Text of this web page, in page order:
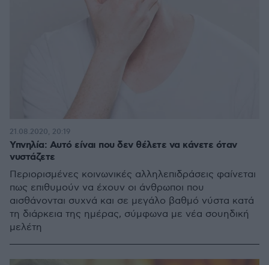
Υπνηλία: Αυτό είναι που δεν θέλετε να κάνετε όταν
νυστάζετε
Περιορισμένες κοινωνικές αλληλεπιδράσεις φαίνεται
πως επιθυμούν να έχουν οι άνθρωποι που
αισθάνονται συχνά και σε μεγάλο βαθμό νύστα κατά
τη διάρκεια της ημέρας, σύμφωνα με νέα σουηδική
μελέτη
21.08.2020, 20:19